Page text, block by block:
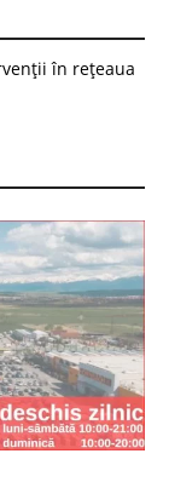
în rețeaua